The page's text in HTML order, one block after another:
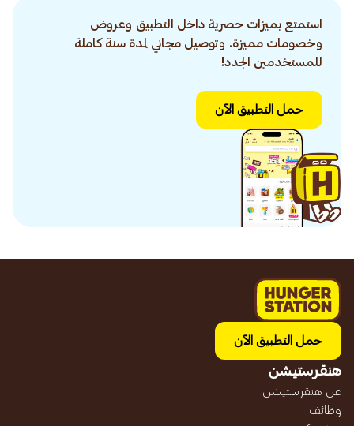
استمتع بميزات حصرية داخل التطبيق وعروض
وخصومات مميزة. وتوصيل مجاني لمدة سنة كاملة
للمستخدمين الجدد!
حمل التطبيق الآن
حمل التطبيق الآن
هنقرستيشن
عن هنقرستيشن
وظائف